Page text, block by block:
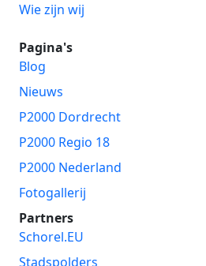
Wie zijn wij
Pagina's
Blog
Nieuws
P2000 Dordrecht
P2000 Regio 18
P2000 Nederland
Fotogallerij
Partners
Schorel.EU
Stadspolders